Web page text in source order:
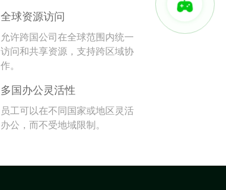
全球资源访问
允许跨国公司在全球范围内统一
访问和共享资源，支持跨区域协
作。
多国办公灵活性
员工可以在不同国家或地区灵活
办公，而不受地域限制。